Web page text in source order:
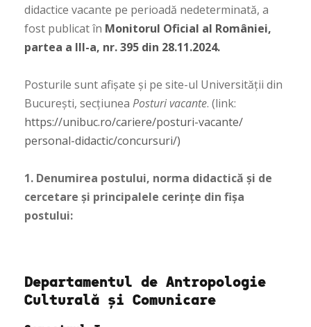
didactice vacante pe perioadă nedeterminată, a
fost publicat în Monitorul Oficial al României,
partea a III-a, nr. 395 din 28.11.2024.
Posturile sunt afișate și pe site-ul Universității din
București, secțiunea Posturi vacante. (link:
https://unibuc.ro/cariere/posturi-vacante/
personal-didactic/concursuri/)
1. Denumirea postului, norma didactică și de
cercetare și principalele cerințe din fișa
postului:
Departamentul de Antropologie
Culturală și Comunicare